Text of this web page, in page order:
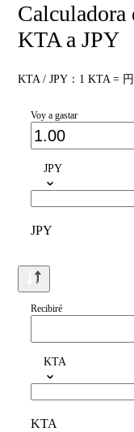
Calculadora
KTA a JPY
KTA / JPY：1 KTA =
Voy a gastar
JPY
JPY
Recibiré
KTA
KTA